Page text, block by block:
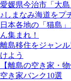
愛媛県今治市「大
♪しまなみ海道をプ
日本各地の「猫島
ん集まれ！
離島移住をジャン
けよう
【離島の空き家・
空き家バンク10選